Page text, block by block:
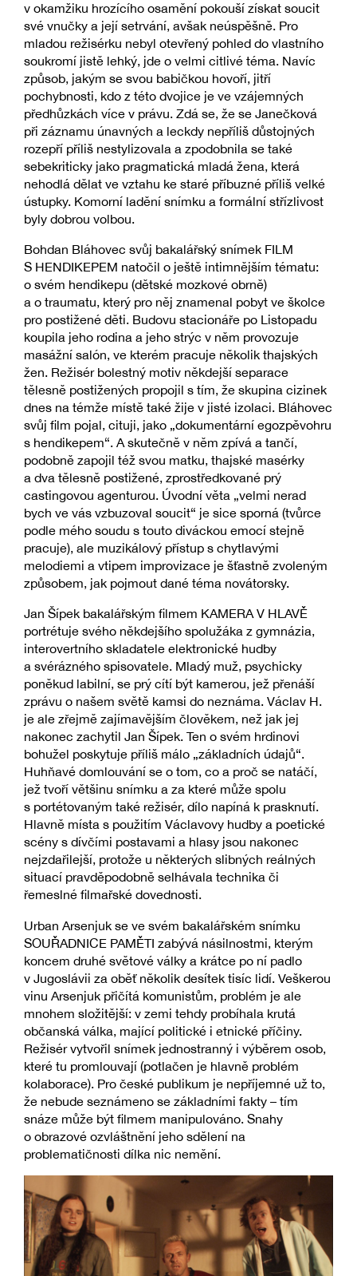
v okamžiku hrozícího osamění pokouší získat soucit
své vnučky a její setrvání, avšak neúspěšně. Pro
mladou režisérku nebyl otevřený pohled do vlastního
soukromí jistě lehký, jde o velmi citlivé téma. Navíc
způsob, jakým se svou babičkou hovoří, jitří
pochybnosti, kdo z této dvojice je ve vzájemných
předhůzkách více v právu. Zdá se, že se Janečková
při záznamu únavných a leckdy nepříliš důstojných
rozepří příliš nestylizovala a zpodobnila se také
sebekriticky jako pragmatická mladá žena, která
nehodlá dělat ve vztahu ke staré příbuzné příliš velké
ústupky. Komorní ladění snímku a formální střízlivost
byly dobrou volbou.
Bohdan Bláhovec svůj bakalářský snímek FILM
S HENDIKEPEM natočil o ještě intimnějším tématu:
o svém hendikepu (dětské mozkové obrně)
a o traumatu, který pro něj znamenal pobyt ve školce
pro postižené děti. Budovu stacionáře po Listopadu
koupila jeho rodina a jeho strýc v něm provozuje
masážní salón, ve kterém pracuje několik thajských
žen. Režisér bolestný motiv někdejší separace
tělesně postižených propojil s tím, že skupina cizinek
dnes na témže místě také žije v jisté izolaci. Bláhovec
svůj film pojal, cituji, jako „dokumentární egozpěvohru
s hendikepem“. A skutečně v něm zpívá a tančí,
podobně zapojil též svou matku, thajské masérky
a dva tělesně postižené, zprostředkované prý
castingovou agenturou. Úvodní věta „velmi nerad
bych ve vás vzbuzoval soucit“ je sice sporná (tvůrce
podle mého soudu s touto diváckou emocí stejně
pracuje), ale muzikálový přístup s chytlavými
melodiemi a vtipem improvizace je šťastně zvoleným
způsobem, jak pojmout dané téma novátorsky.
Jan Šípek bakalářským filmem KAMERA V HLAVĚ
portrétuje svého někdejšího spolužáka z gymnázia,
interovertního skladatele elektronické hudby
a svérázného spisovatele. Mladý muž, psychicky
poněkud labilní, se prý cítí být kamerou, jež přenáší
zprávu o našem světě kamsi do neznáma. Václav H.
je ale zřejmě zajímavějším člověkem, než jak jej
nakonec zachytil Jan Šípek. Ten o svém hrdinovi
bohužel poskytuje příliš málo „základních údajů“.
Huhňavé domlouvání se o tom, co a proč se natáčí,
jež tvoří většinu snímku a za které může spolu
s portétovaným také režisér, dílo napíná k prasknutí.
Hlavně místa s použitím Václavovy hudby a poetické
scény s dívčími postavami a hlasy jsou nakonec
nejzdařilejší, protože u některých slibných reálných
situací pravděpodobně selhávala technika či
řemeslné filmařské dovednosti.
Urban Arsenjuk se ve svém bakalářském snímku
SOUŘADNICE PAMĚTI zabývá násilnostmi, kterým
koncem druhé světové války a krátce po ní padlo
v Jugoslávii za oběť několik desítek tisíc lidí. Veškerou
vinu Arsenjuk přičítá komunistům, problém je ale
mnohem složitější: v zemi tehdy probíhala krutá
občanská válka, mající politické i etnické příčiny.
Režisér vytvořil snímek jednostranný i výběrem osob,
které tu promlouvají (potlačen je hlavně problém
kolaborace). Pro české publikum je nepříjemné už to,
že nebude seznámeno se základními fakty – tím
snáze může být filmem manipulováno. Snahy
o obrazové ozvláštnění jeho sdělení na
problematičnosti dílka nic nemění.